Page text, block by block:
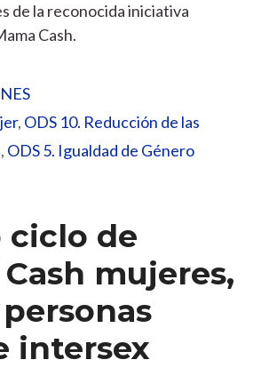
de la reconocida iniciativa
Cash.
, ODS 10. Reducción de las
, ODS 5. Igualdad de Género
ciclo de
mujeres,
intersex